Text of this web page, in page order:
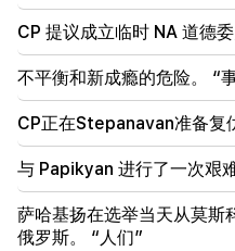
19:28
在你的领导下，拉阿政府
作用。古特雷斯飞往帕希
18:35
俄罗斯准备继续对亚美尼
克
18:21
亚美尼亚产品向俄罗斯市
忧。鲁宾扬 到 马特维延科
CP 提议成立临时 NA 道德
不平衡和新成瘾的危险。 “
CP正在Stepanavan准备复
与 Papikyan 进行了一次艰
萨哈基扬在选举当天从莫斯
俄罗斯。 “人们”